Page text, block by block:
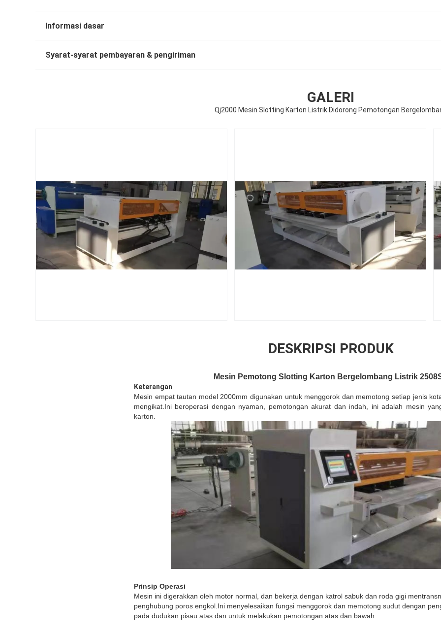
Informasi dasar
Syarat-syarat pembayaran & pengiriman
GALERI
Qj2000 Mesin Slotting Karton Listrik Didorong Pemotongan
DESKRIPSI PRODUK
Mesin Pemotong Slotting Karton Bergelombang Listrik
Keterangan
Mesin empat tautan model 2000mm digunakan untuk menggorok dan memotong setiap jenis
mengikat.Ini beroperasi dengan nyaman, pemotongan akurat dan indah, ini adalah mesin
karton.
Prinsip Operasi
Mesin ini digerakkan oleh motor normal, dan bekerja dengan katrol sabuk dan roda gigi
penghubung poros engkol.Ini menyelesaikan fungsi menggorok dan memotong sudut dengan
pada dudukan pisau atas dan untuk melakukan pemotongan atas dan bawah.